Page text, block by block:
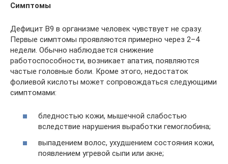
Симптомы
Дефицит B9 в организме человек чувствует не сразу.
Первые симптомы проявляются примерно через 2–4
недели. Обычно наблюдается снижение
работоспособности, возникает апатия, появляются
частые головные боли. Кроме этого, недостаток
фолиевой кислоты может сопровождаться следующими
симптомами:
бледностью кожи, мышечной слабостью
вследствие нарушения выработки гемоглобина;
выпадением волос, ухудшением состояния кожи,
появлением угревой сыпи или акне;